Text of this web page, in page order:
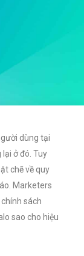
dùng tại
ở đó. Tuy
chẽ về quy
Marketers
sách
sao cho hiệu